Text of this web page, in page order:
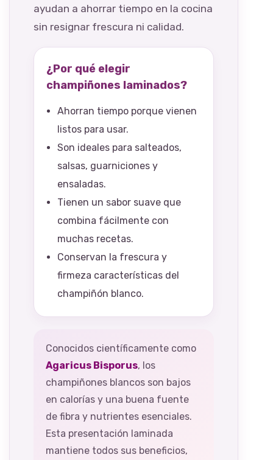
ayudan a ahorrar tiempo en la cocina
sin resignar frescura ni calidad.
¿Por qué elegir
champiñones laminados?
Ahorran tiempo porque vienen
listos para usar.
Son ideales para salteados,
salsas, guarniciones y
ensaladas.
Tienen un sabor suave que
combina fácilmente con
muchas recetas.
Conservan la frescura y
firmeza características del
champiñón blanco.
Conocidos científicamente como
Agaricus Bisporus, los
champiñones blancos son bajos
en calorías y una buena fuente
de fibra y nutrientes esenciales.
Esta presentación laminada
mantiene todos sus beneficios,